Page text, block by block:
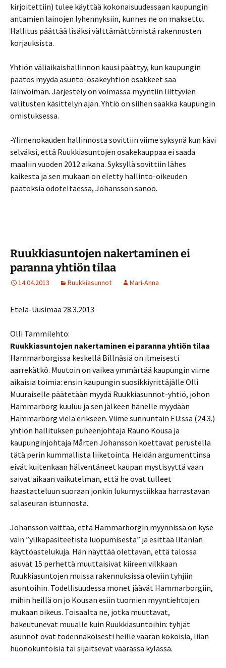
kirjoitettiin) tulee käyttää kokonaisuudessaan kaupungin
antamien lainojen lyhennyksiin, kunnes ne on maksettu.
Hallitus päättää lisäksi välttämättömistä rakennusten
korjauksista.
Yhtiön väliaikaishallinnon kausi päättyy, kun kaupungin
päätös myydä asunto-osakeyhtiön osakkeet saa
lainvoiman. Järjestely on voimassa myyntiin liittyvien
valitusten käsittelyn ajan. Yhtiö on siihen saakka kaupungin
omistuksessa.
-Ylimenokauden hallinnosta sovittiin viime syksynä kun kävi
selväksi, että Ruukkiasuntojen osakekauppaa ei saada
maaliin vuoden 2012 aikana. Syksyllä sovittiin lähes
kaikesta ja sen mukaan on eletty hallinto-oikeuden
päätöksiä odoteltaessa, Johansson sanoo.
Ruukkiasuntojen nakertaminen ei
paranna yhtiön tilaa
14.04.2013 Ruukkiasunnot Mari-Anna
Etelä-Uusimaa 28.3.2013
Olli Tammilehto:
Ruukkiasuntojen nakertaminen ei paranna yhtiön tilaa
Hammarborgissa keskellä Billnäsiä on ilmeisesti
aarrekätkö. Muutoin on vaikea ymmärtää kaupungin viime
aikaisia toimia: ensin kaupungin suosikkiyrittäjälle Olli
Muuraiselle päätetään myydä Ruukkiasunnot-yhtiö, johon
Hammarborg kuuluu ja sen jälkeen hänelle myydään
Hammarborg vielä erikseen. Viime sunnuntain EU:ssa (24.3.)
yhtiön hallituksen puheenjohtaja Rauno Kousa ja
kaupunginjohtaja Mårten Johansson koettavat perustella
tätä perin kummallista liiketointa. Heidän argumenttinsa
eivät kuitenkaan hälventäneet kaupan mystisyyttä vaan
saivat aikaan vaikutelman, että he ovat tulleet
haastatteluun suoraan jonkin lukumystiikkaa harrastavan
salaseuran istunnosta.
Johansson väittää, että Hammarborgin myynnissä on kyse
vain ”ylikapasiteetista luopumisesta” ja esittää litanian
käyttöastelukuja. Hän näyttää olettavan, että talossa
asuvat 15 perhettä muuttaisivat kiireen vilkkaan
Ruukkiasuntojen muissa rakennuksissa oleviin tyhjiin
asuntoihin. Todellisuudessa monet jäävät Hammarborgiin,
mihin heillä on jo Kousan esiin tuomien myyntiehtojen
mukaan oikeus. Toisaalta ne, jotka muuttavat,
hakeutunevat muualle kuin Ruukkiasuntoihin: tyhjät
asunnot ovat todennäköisesti heille väärän kokoisia, liian
huonokuntoisia tai sijaitsevat väärässä kylässä.